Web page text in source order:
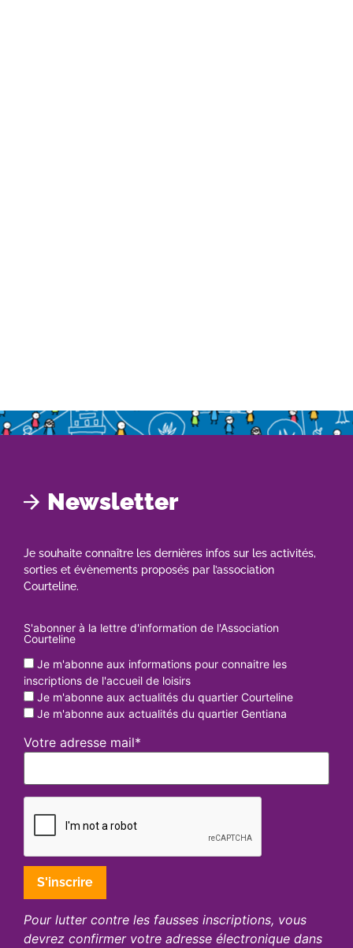
Newsletter
Je souhaite connaître les dernières infos sur les activités,
sorties et évènements proposés par l’association
Courteline.
S'abonner à la lettre d'information de l'Association
Courteline
Je m'abonne aux informations pour connaitre les
inscriptions de l'accueil de loisirs
Je m'abonne aux actualités du quartier Courteline
Je m'abonne aux actualités du quartier Gentiana
Votre adresse mail*
Pour lutter contre les fausses inscriptions, vous
devrez confirmer votre adresse électronique dans